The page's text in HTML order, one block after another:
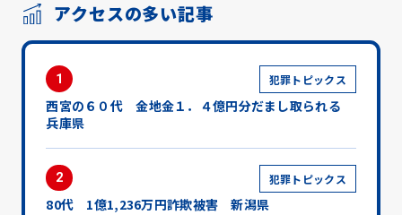
アクセスの多い記事
1 犯罪トピックス
西宮の６０代 金地金１．４億円分だまし取られる
兵庫県
2 犯罪トピックス
80代 1億1,236万円詐欺被害 新潟県